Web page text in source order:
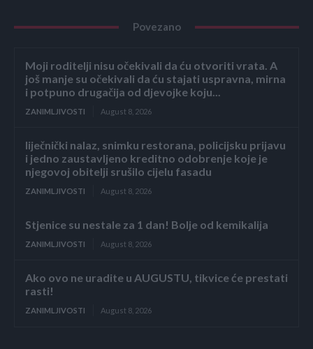
Povezano
Moji roditelji nisu očekivali da ću otvoriti vrata. A
još manje su očekivali da ću stajati uspravna, mirna
i potpuno drugačija od djevojke koju...
ZANIMLJIVOSTI August 8, 2026
liječnički nalaz, snimku restorana, policijsku prijavu
i jedno zaustavljeno kreditno odobrenje koje je
njegovoj obitelji srušilo cijelu fasadu
ZANIMLJIVOSTI August 8, 2026
Stjenice su nestale za 1 dan! Bolje od kemikalija
ZANIMLJIVOSTI August 8, 2026
Ako ovo ne uradite u AUGUSTU, tikvice će prestati
rasti!
ZANIMLJIVOSTI August 8, 2026